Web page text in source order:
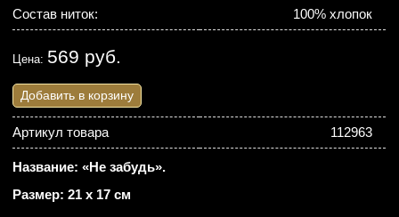
Состав ниток: 100% хлопок
Цена: 569 руб.
Добавить в корзину
Артикул товара 112963
Название: «Не забудь».
Размер: 21 х 17 см